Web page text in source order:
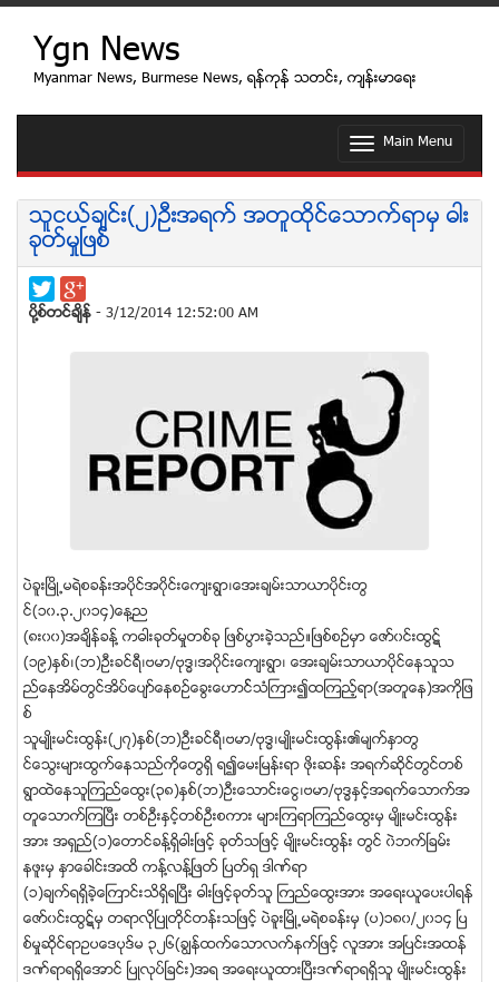
Ygn News
Myanmar News, Burmese News, ရန္ကုန္ သတင္း, က်န္းမာေရး
T
g
l
n
t
i
o
Main Menu
သူငယ္ခ်င္း(၂)ဦးအရက္ အတူထိုင္ေသာက္ရာမွ ဓါး
ခုတ္မႈၿဖစ္
ပုိ႔စ္တင္ခ်ိန္ - 3/12/2014 12:52:00 AM
ပဲခူးၿမိဳ႕မရဲစခန္းအပိုင္အ၀ိုင္းေက်းရြာ၊ေအးခ်မ္းသာယာပိုင္းတြ
င္(၁၀.၃.၂၀၁၄)ေန႔ည
(၈း၀၀)အခ်ိန္ခန္႔ ကဓါးခုတ္မႈတစ္ခု ၿဖစ္ပြားခဲ့သည္။ၿဖစ္စဥ္မွာ ေဇာ္၀င္းထြဋ္
(၁၉)ႏွစ္၊(ဘ)ဦးခင္ရီ၊ဗမာ/ဗုဒၶ၊အ၀ိုင္းေက်းရြာ၊ ေအးခ်မ္းသာယာပိုင္ေနသူသ
ည္ေနအိမ္တြင္အိပ္ေပ်ာ္ေနစဥ္ေခြးေဟာင္္သံႀကား၍ထၾကည့္ရာ(အတူေန)အကိုျဖ
စ္
သူမ်ဳိးမင္းထြန္း(၂၇)ႏွစ္(ဘ)ဦးခင္ရီ၊ဗမာ/ဗုဒၶ၊မ်ဳိးမင္းထြန္း၏မ်က္ႏွာတြ
င္ေသြးမ်ားထြက္ေနသည္ကိုေတြရွိ ရ၍ေမးၿမန္းရာ ဖိုးဆန္း အရက္ဆိုင္တြင္တစ္
ရြာထဲေနသူၾကည္ေထြး(၃၈)ႏွစ္(ဘ)ဦးေသာင္းေငြ၊ဗမာ/ဗုဒၶႏွင့္အရက္ေသာက္အ
တူေသာက္ၾကၿပီး တစ္ဦးႏွင့္တစ္ဦးစကား မ်ားၾကရာၾကည္ေထြးမွ မ်ိဳးမင္းထြန္း
အား အရွည္(၁)ေတာင္ခန္႔ရွိဓါးၿဖင့္ ခုတ္သၿဖင့္ မ်ိဳးမင္းထြန္း တြင္ ၀ဲဘက္ၿခမ္း
နဖူးမွ ႏွာေခါင္းအထိ ကန္႔လန္႔ၿဖတ္ ၿပတ္ရွ ဒါဏ္ရာ
(၁)ခ်က္ရရွိခဲ့ေႀကာင္းသိရွိရၿပီး ဓါးၿဖင့္ခုတ္သူ ႀကည္ေထြးအား အေရးယူေပးပါရန္
ေဇာ္၀င္းထြဋ္မွ တရာလိုၿပဳတိုင္တန္းသၿဖင့္ ပဲခူးၿမိဳ႕မရဲစခန္းမွ (ပ)၁၈၀/၂၀၁၄ ၿပ
စ္မႈဆိုင္ရာဥပေဒပုဒ္မ ၃၂၆(ခြ်န္ထက္ေသာလက္နက္ၿဖင့္ လူအား အၿပင္းအထန္
ဒဏ္ရာရရွိေအာင္ ၿပဳလုပ္ၿခင္း)အရ အေရးယူထားၿပီးဒဏ္ရာရရွိသူ မ်ိဳးမင္းထြန္း